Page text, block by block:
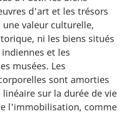
d'art et les trésors
valeur culturelle,
ni les biens situés
et les
musées. Les
sont amorties
sur la durée de vie
l'immobilisation, comme